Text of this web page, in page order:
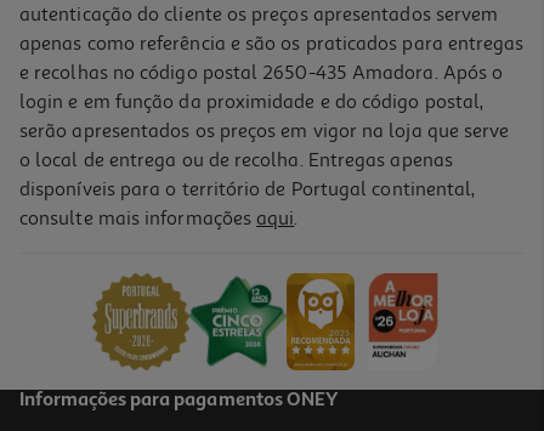
Caneca Inox Demon Hunters Mira
21,95 €
autenticação do cliente os preços apresentados servem
apenas como referência e são os praticados para entregas
e recolhas no código postal 2650-435 Amadora. Após o
login e em função da proximidade e do código postal,
serão apresentados os preços em vigor na loja que serve
o local de entrega ou de recolha. Entregas apenas
disponíveis para o território de Portugal continental,
consulte mais informações aqui.
Informações para pagamentos ONEY